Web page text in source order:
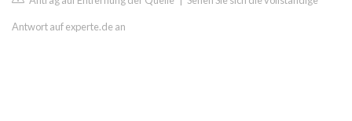
Antwort auf experte.de an